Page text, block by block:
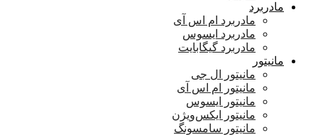
مادربرد
مادربرد ام اس آی
مادربرد ایسوس
مادربرد گیگابایت
مانیتور
مانیتور ال جی
مانیتور ام اس آی
مانیتور ایسوس
مانیتور ایکس‌ویژن
مانیتور سامسونگ